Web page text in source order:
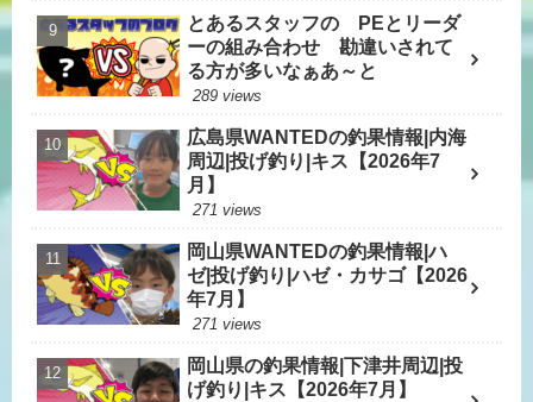
とあるスタッフの PEとリーダ
ーの組み合わせ 勘違いされて
る方が多いなぁあ～と
289 views
広島県WANTEDの釣果情報|内海
周辺|投げ釣り|キス【2026年7
月】
271 views
岡山県WANTEDの釣果情報|ハ
ゼ|投げ釣り|ハゼ・カサゴ【2026
年7月】
271 views
岡山県の釣果情報|下津井周辺|投
げ釣り|キス【2026年7月】